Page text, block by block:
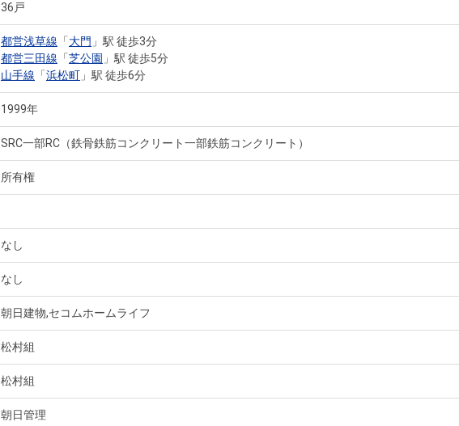
36戸
都営浅草線 「大門 」駅 徒歩3分
都営三田線 「芝公園 」駅 徒歩5分
山手線 「浜松町 」駅 徒歩6分
1999年
SRC一部RC（鉄骨鉄筋コンクリート一部鉄筋コンクリート）
所有権
なし
なし
朝日建物,セコムホームライフ
松村組
松村組
朝日管理